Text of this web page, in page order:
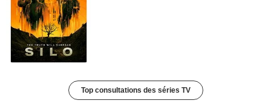
Top consultations des séries TV